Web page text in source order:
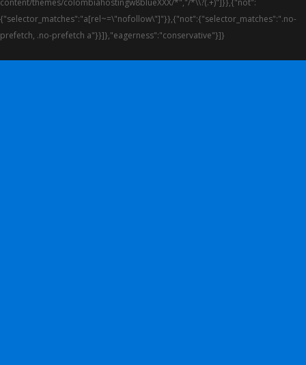
content/themes/colombiahostingw8blueXXX/*","/*\\?(.+)"]}},{"not":
{"selector_matches":"a[rel~=\"nofollow\"]"}},{"not":{"selector_matches":".no-
prefetch, .no-prefetch a"}}]},"eagerness":"conservative"}]}